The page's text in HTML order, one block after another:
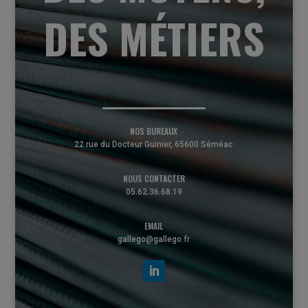
DES MÉTIERS
NOS BUREAUX
22 rue du Docteur Guinier, 65600 Séméac
NOUS CONTACTER
05.62.36.68.19
EMAIL
gallego@gallego.fr